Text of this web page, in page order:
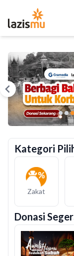
Kategori
Zakat
Donasi